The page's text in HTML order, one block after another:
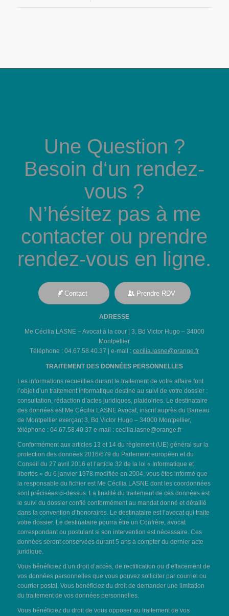
Une Question ?
Besoin d‘un rendez-
vous ?
N’hésitez pas à me
contacter ou prendre
rendez-vous en ligne.
Contact Prendre RDV
ADRESSE
Me Cécilia LASNE – Avocat à la cour | 3, Bd Victor Hugo – 34000
Montpellier
Téléphone : 04.67.58.40.37 | e-mail :cecilia.lasne@orange.fr
TRAITEMENT DES DONNÉES PERSONNELLES
Les informations recueillies durant le traitement de votre affaire font
l’objet d’un traitement informatique destiné au suivi de votre dossier :
consultation, rédaction d’actes juridiques, plaidoiries. Le destinataire
des données est Me Cécilia LASNE Avocat, inscrit auprès du Barreau
de Montpellier exerçant 3, Bd Victor Hugo – 34000 Montpellier,
téléphone : 04.67.58.40.37 e-mail : cecilia.lasne@orange.fr
Conformément aux articles 13 et 14 du règlement (UE) général sur la
protection des données 2016/679 du Parlement européen et du
Conseil du 27 avril 2016 et l’article 32 de la loi « Informatique et
libertés » du 6 janvier 1978 modifiée en 2004, vous êtes informé que
la responsable du fichier est Me Cécilia LASNE dont les coordonnées
sont précisées ci-dessus. La finalité du traitement de ces données est
le suivi du dossier confié conformément au mandat donné et détaillé
dans la convention d’honoraires. Le destinataire est l’avocat qui traite
votre dossier. Le destinataire pourra être un Confrère, avocat
correspondant ou postulant si son intervention est nécessaire. Ces
données seront conservées durant 5 ans à compter du dernier acte
juridique.
Vous bénéficiez d’un droit d’accès, de rectification ou d’effacement de
vos données personnelles que vous pouvez solliciter par courriel ou
courrier postal. Vous bénéficiez du droit de demander une limitation
du traitement de vos données personnelles.
Vous bénéficiez du droit de vous opposer au traitement de vos